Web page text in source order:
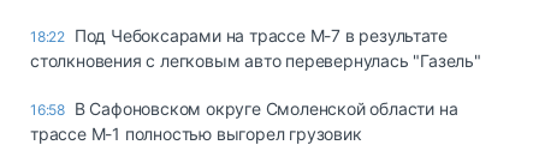
18:22 Под Чебоксарами на трассе М-7 в результате
столкновения с легковым авто перевернулась "Газель"
16:58 В Сафоновском округе Смоленской области на
трассе М-1 полностью выгорел грузовик